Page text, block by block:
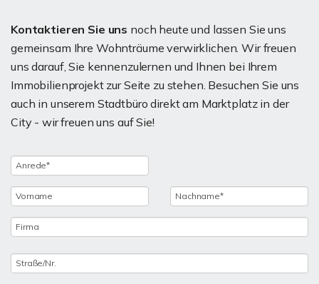
Kontaktieren Sie uns noch heute und lassen Sie uns
gemeinsam Ihre Wohnträume verwirklichen. Wir freuen
uns darauf, Sie kennenzulernen und Ihnen bei Ihrem
Immobilienprojekt zur Seite zu stehen. Besuchen Sie uns
auch in unserem Stadtbüro direkt am Marktplatz in der
City - wir freuen uns auf Sie!